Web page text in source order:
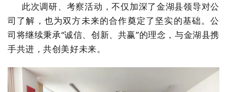
此次调研、考察活动，不仅加深了金湖县领导对公
司了解，也为双方未来的合作奠定了坚实的基础。公
司将继续秉承“诚信、创新、共赢”的理念，与金湖县携
手共进，共创美好未来。